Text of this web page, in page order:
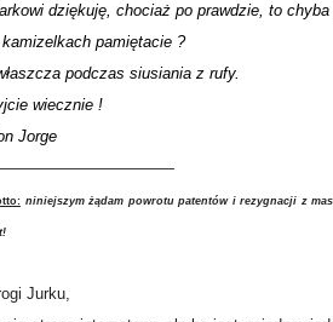
dziękuję, chociaż po prawdzie, to
pamiętacie ?
podczas siusiania z rufy.
wiecznie !
Jorge
niniejszym żądam powrotu patentów i rezygnacji z
Jurku,